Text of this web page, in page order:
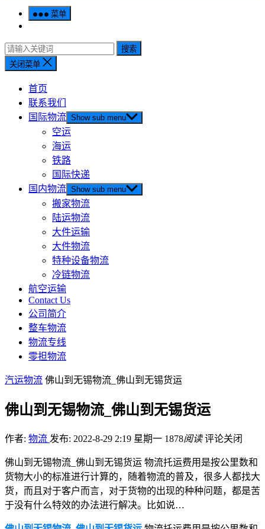
菜单
搜索
关闭菜单
首页
联系我们
国际物流 Show sub menu
空运
海运
铁路
国际快递
国内物流 Show sub menu
搬家物流
陆运物流
大件运输
大件物流
特种设备物流
冷链物流
航空运输
Contact Us
公司简介
整车物流
物流专线
零担物流
汽运物流 佛山到无锡物流_佛山到无锡货运
佛山到无锡物流_佛山到无锡货运
作者: 物流 发布: 2022-8-29 2:19 星期一 1878阅读 评论关闭
佛山到无锡物流_佛山到无锡货运 物流托运费用是按公里数和
货物大小的标准进行计算的，随着物流的普及，很多人都找大
货，而且对于客户而言，对于货物的出现的种种问题，都是苦
于没有什么特效的办法进行解决。比如说…